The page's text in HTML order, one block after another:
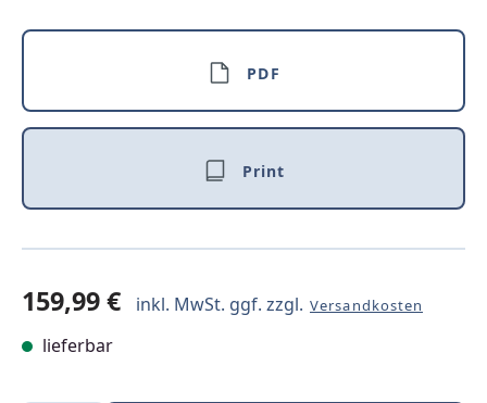
PDF
Print
159,99 € inkl. MwSt. ggf. zzgl. Versandkosten
lieferbar